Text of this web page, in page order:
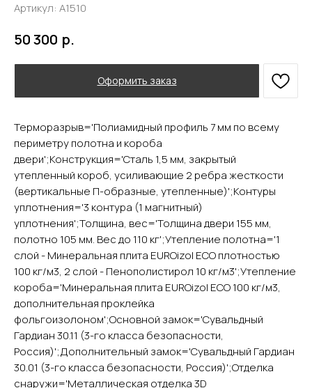
Артикул: А1510
50 300 р.
Оформить заказ
Терморазрыв='Полиамидный профиль 7 мм по всему
периметру полотна и короба
двери';Конструкция='Сталь 1,5 мм, закрытый
утепленный короб, усиливающие 2 ребра жесткости
(вертикальные П-образные, утепленные)';Контуры
уплотнения='3 контура (1 магнитный)
уплотнения';Толщина, вес='Толщина двери 155 мм,
полотно 105 мм. Вес до 110 кг';Утепление полотна='1
слой - Минеральная плита EUROizol ECO плотностью
100 кг/м3, 2 слой - Пенополистирол 10 кг/м3';Утепление
короба='Минеральная плита EUROizol ECO 100 кг/м3,
дополнительная проклейка
фольгоизолоном';Основной замок='Сувальдный
Гардиан 30.11 (3-го класса безопасности,
Россия)';Дополнительный замок='Сувальдный Гардиан
30.01 (3-го класса безопасности, Россия)';Отделка
снаружи='Металлическая отделка 3D
YURTA.DVERI
Контакты
О компании
Доставка и оплата
Акции
Главная
Покупателям
ОГРНИП 324508100130132
ИНН 501105765500